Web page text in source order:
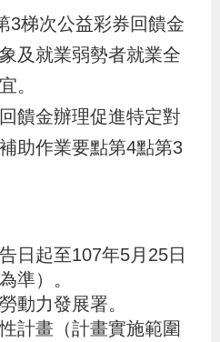
3梯次公益彩券回饋金
及就業弱勢者就業全
。
饋金辦理促進特定對
助作業要點第4點第3
日起至107年5月25日
準）。
動力發展署。
計畫（計畫實施範圍